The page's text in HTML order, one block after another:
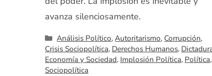
avanza silenciosamente.
Categorías
Análisis Político,Autoritarismo, Corrupción,
Crisis Sociopolítica, Derechos Humanos,
Economía y Sociedad, Implosión Política, Política,
Sociopolítica